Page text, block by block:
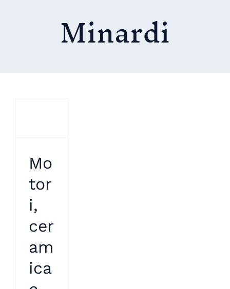
Minardi
Mo
tor
i,
cer
am
ica